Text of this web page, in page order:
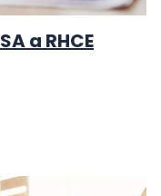
a RHCE